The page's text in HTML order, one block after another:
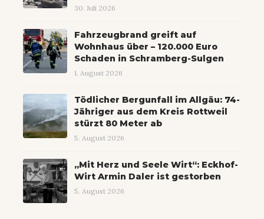
30. Juli 2026
Fahrzeugbrand greift auf
Wohnhaus über – 120.000 Euro
Schaden in Schramberg-Sulgen
1. August 2026
Tödlicher Bergunfall im Allgäu: 74-
Jähriger aus dem Kreis Rottweil
stürzt 80 Meter ab
5. August 2026
„Mit Herz und Seele Wirt“: Eckhof-
Wirt Armin Daler ist gestorben
5. August 2026